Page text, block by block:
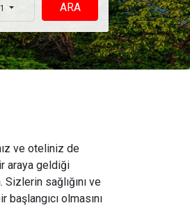
1 ARA
ve oteliniz de
araya geldiği
sağlığını ve
olmasını